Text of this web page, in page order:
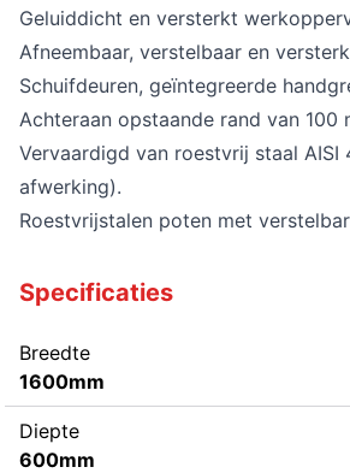
Geluiddicht en versterkt
Afneembaar, verstelbaar en
Schuifdeuren, geïntegreerde
Achteraan opstaande rand van 100
Vervaardigd van roestvrij staal AISI
afwerking).
Roestvrijstalen poten met
Specificaties
Breedte
1600mm
Diepte
600mm